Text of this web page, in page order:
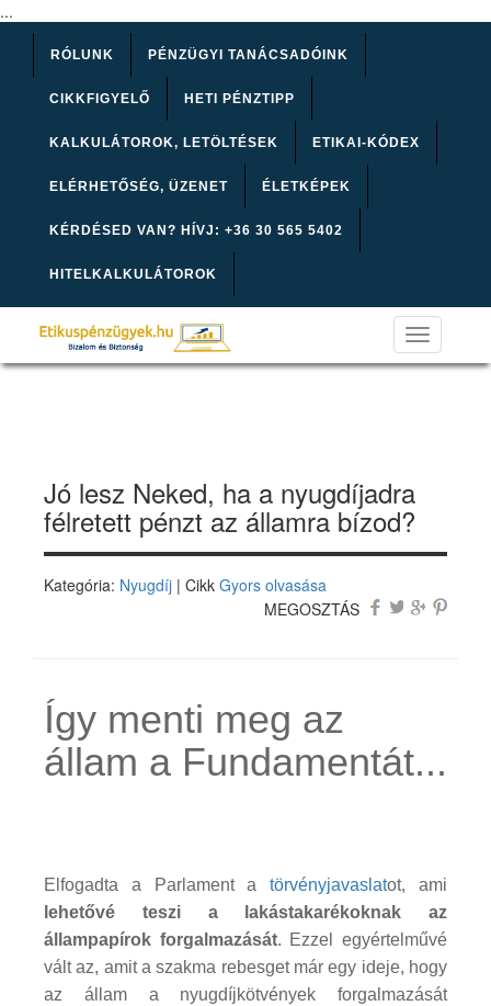
...
RÓLUNK PÉNZÜGYI TANÁCSADÓINK
CIKKFIGYELŐ HETI PÉNZTIPP
KALKULÁTOROK, LETÖLTÉSEK ETIKAI-KÓDEX
ELÉRHETŐSÉG, ÜZENET ÉLETKÉPEK
KÉRDÉSED VAN? HÍVJ: +36 30 565 5402
HITELKALKULÁTOROK
Toggle
navigation
Jó lesz Neked, ha a nyugdíjadra
félretett pénzt az államra bízod?
Kategória: Nyugdíj | Cikk Gyors olvasása
MEGOSZTÁS
Így menti meg az
állam a Fundamentát...
Elfogadta a Parlament atörvényjavaslatot, ami
lehetővé teszi a lakástakarékoknak az
állampapírok forgalmazását. Ezzel egyértelművé
vált az, amit a szakma rebesget már egy ideje, hogy
az állam a nyugdíjkötvények forgalmazását